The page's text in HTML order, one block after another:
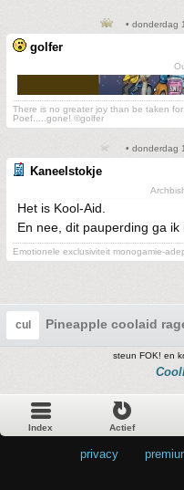
• donderdag
golfer
There is no greater joy than be taken
Poef.....gone! ©golfer
• donderdag
Kaneelstokje
Het is Kool-Aid.
En nee, dit pauperding ga ik
Emotionele exclusiviteit monogamie-
cul Pineapple coolaid
steun FOK! en
Index Actief
privacy